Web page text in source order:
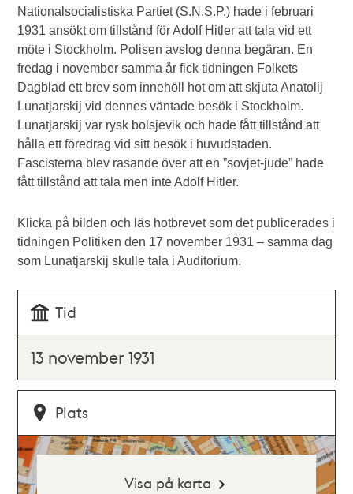
Nationalsocialistiska Partiet (S.N.S.P.) hade i februari
1931 ansökt om tillstånd för Adolf Hitler att tala vid ett
möte i Stockholm. Polisen avslog denna begäran. En
fredag i november samma år fick tidningen Folkets
Dagblad ett brev som innehöll hot om att skjuta Anatolij
Lunatjarskij vid dennes väntade besök i Stockholm.
Lunatjarskij var rysk bolsjevik och hade fått tillstånd att
hålla ett föredrag vid sitt besök i huvudstaden.
Fascisterna blev rasande över att en ”sovjet-jude” hade
fått tillstånd att tala men inte Adolf Hitler.
Klicka på bilden och läs hotbrevet som det publicerades i
tidningen Politiken den 17 november 1931 – samma dag
som Lunatjarskij skulle tala i Auditorium.
Tid
13 november 1931
Plats
Visa på karta